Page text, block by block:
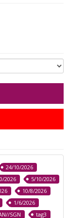
24/10/2026
2026
5/10/2026
10/8/2026
1/6/2026
SGN
tag3